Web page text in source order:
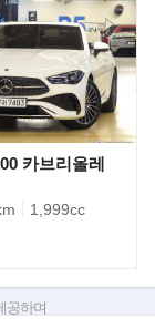
카브리올레
1,999cc
공하며